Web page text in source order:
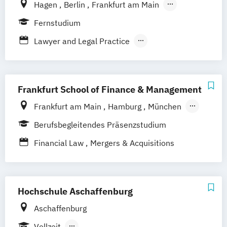
Mergers & Acquisitions
Personal und Organisation
Process Management Consulting
Hagen Berlin
Frankfurt am Main
Hamburg
Stuttgart Nürnberg Bonn
Fernstudium
Lawyer and Legal Practice
Frankfurt School of Finance & Management
Frankfurt am Main Hamburg
München
Düsseldorf
Online-Campus Stuttgart
Berufsbegleitendes Präsenzstudium
Financial Law
Mergers & Acquisitions
Hochschule Aschaffenburg
Aschaffenburg